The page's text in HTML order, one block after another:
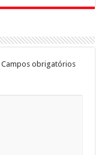
Campos obrigatórios